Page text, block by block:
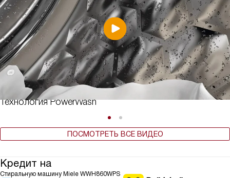
Технология PowerWash
ПОСМОТРЕТЬ ВСЕ ВИДЕО
Кредит на
Стиральную машину Miele WWH860WPS